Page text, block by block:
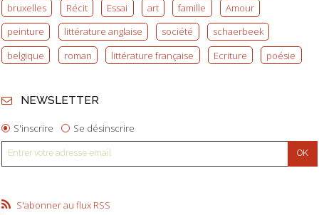
bruxelles
Récit Essai art famille
Amour
peinture
littérature anglaise société
schaerbeek
belgique
roman littérature française Ecriture poésie
NEWSLETTER
S'inscrire Se désinscrire
S'abonner au flux RSS